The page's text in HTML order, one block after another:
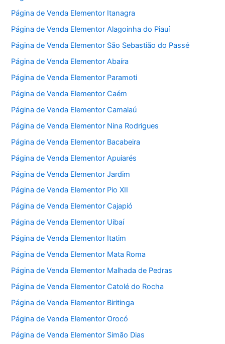
Página de Venda Elementor Itanagra
Página de Venda Elementor Alagoinha do Piauí
Página de Venda Elementor São Sebastião do Passé
Página de Venda Elementor Abaíra
Página de Venda Elementor Paramoti
Página de Venda Elementor Caém
Página de Venda Elementor Camalaú
Página de Venda Elementor Nina Rodrigues
Página de Venda Elementor Bacabeira
Página de Venda Elementor Apuiarés
Página de Venda Elementor Jardim
Página de Venda Elementor Pio XII
Página de Venda Elementor Cajapió
Página de Venda Elementor Uibaí
Página de Venda Elementor Itatim
Página de Venda Elementor Mata Roma
Página de Venda Elementor Malhada de Pedras
Página de Venda Elementor Catolé do Rocha
Página de Venda Elementor Biritinga
Página de Venda Elementor Orocó
Página de Venda Elementor Simão Dias